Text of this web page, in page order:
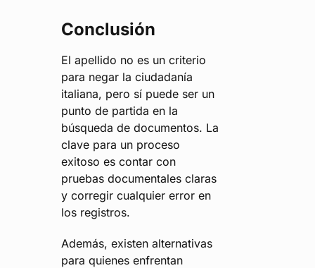
Conclusión
El apellido no es un criterio
para negar la ciudadanía
italiana, pero sí puede ser un
punto de partida en la
búsqueda de documentos. La
clave para un proceso
exitoso es contar con
pruebas documentales claras
y corregir cualquier error en
los registros.
Además, existen alternativas
para quienes enfrentan